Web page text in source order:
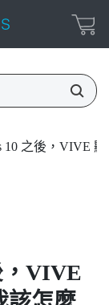
10 之後，VIVE
VIVE